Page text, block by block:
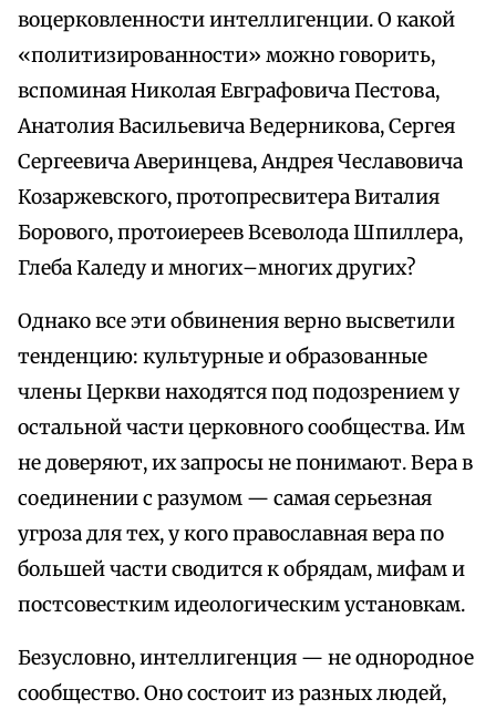
воцерковленности интеллигенции. О какой
«политизированности» можно говорить,
вспоминая Николая Евграфовича Пестова,
Анатолия Васильевича Ведерникова, Сергея
Сергеевича Аверинцева, Андрея Чеславовича
Козаржевского, протопресвитера Виталия
Борового, протоиереев Всеволода Шпиллера,
Глеба Каледу и многих–многих других?
Однако все эти обвинения верно высветили
тенденцию: культурные и образованные
члены Церкви находятся под подозрением у
остальной части церковного сообщества. Им
не доверяют, их запросы не понимают. Вера в
соединении с разумом — самая серьезная
угроза для тех, у кого православная вера по
большей части сводится к обрядам, мифам и
постсовестким идеологическим установкам.
Безусловно, интеллигенция — не однородное
сообщество. Оно состоит из разных людей,